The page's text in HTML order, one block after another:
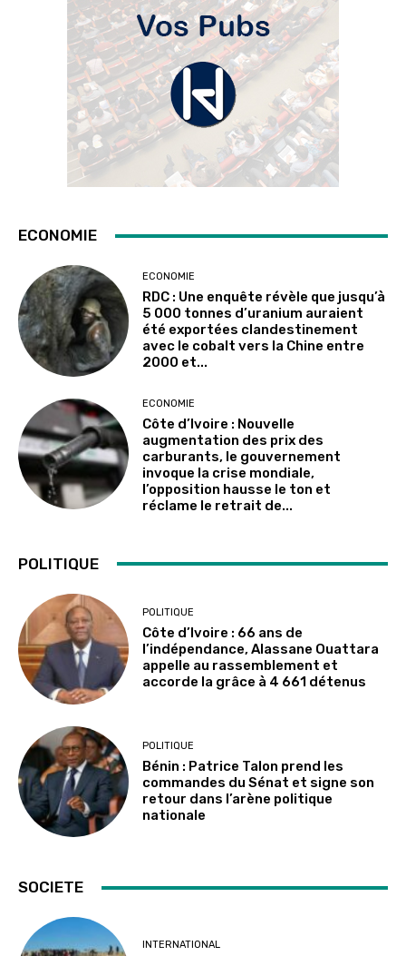
ECONOMIE
ECONOMIE
RDC : Une enquête révèle que jusqu’à
5 000 tonnes d’uranium auraient
été exportées clandestinement
avec le cobalt vers la Chine entre
2000 et...
ECONOMIE
Côte d’Ivoire : Nouvelle
augmentation des prix des
carburants, le gouvernement
invoque la crise mondiale,
l’opposition hausse le ton et
réclame le retrait de...
POLITIQUE
POLITIQUE
Côte d’Ivoire : 66 ans de
l’indépendance, Alassane Ouattara
appelle au rassemblement et
accorde la grâce à 4 661 détenus
POLITIQUE
Bénin : Patrice Talon prend les
commandes du Sénat et signe son
retour dans l’arène politique
nationale
SOCIETE
INTERNATIONAL